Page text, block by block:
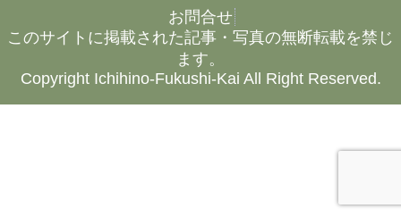
お問合せ
このサイトに掲載された記事・写真の無断転載を禁じ
ます。
Copyright Ichihino-Fukushi-Kai All Right Reserved.